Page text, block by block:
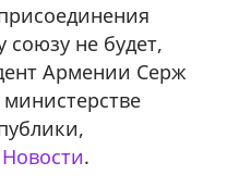
не будет,
Армении Серж
.